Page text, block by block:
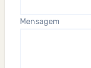
Mensagem